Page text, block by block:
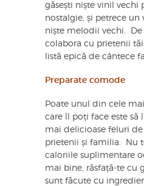
găsești niște vinil vechi
nostalgie, și petrece un
niște melodii vechi. De
colabora cu prietenii
listă epică de cântece
Preparate comode
Poate unul din cele
care îl poți face este să
mai delicioase feluri
prietenii și familia. Nu
caloriile suplimentare
mai bine, răsfață-te cu
sunt făcute cu